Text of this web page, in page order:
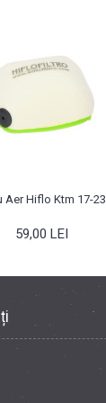
Aer Hiflo Ktm 17-23
59,00 LEI